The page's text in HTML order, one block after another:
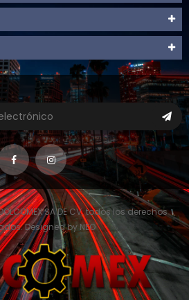
SA DE CV. todos los derechos
Designed by NEO